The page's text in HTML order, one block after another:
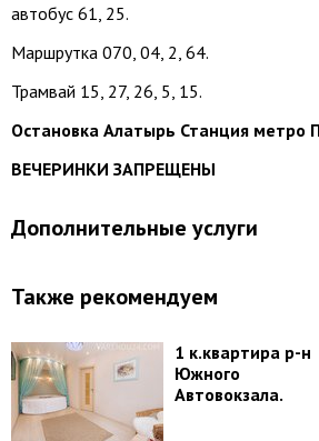
автобус 61, 25.
Маршрутка 070, 04, 2, 64.
Трамвай 15, 27, 26, 5, 15.
Остановка Алатырь Станция метро
ВЕЧЕРИНКИ ЗАПРЕЩЕНЫ
Дополнительные услуги
Также рекомендуем
1 к.квартира р-н
Южного
Автовокзала.